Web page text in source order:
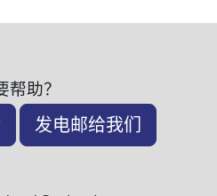
帮助？
发电邮给我们